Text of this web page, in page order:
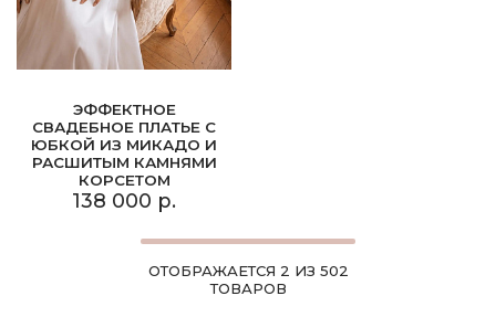
ЭФФЕКТНОЕ
СВАДЕБНОЕ ПЛАТЬЕ С
ЮБКОЙ ИЗ МИКАДО И
РАСШИТЫМ КАМНЯМИ
КОРСЕТОМ
138 000 р.
ОТОБРАЖАЕТСЯ 2 ИЗ 502
ТОВАРОВ